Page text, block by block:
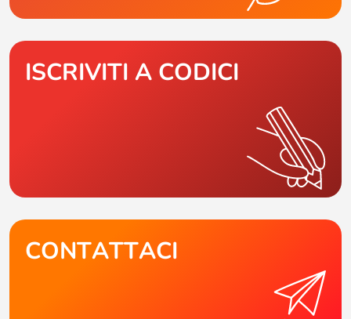
ISCRIVITI A CODICI
CONTATTACI